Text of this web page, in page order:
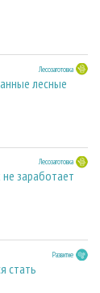
Лесозаготовка
лесные
Лесозаготовка
заработает
Развитие
стать